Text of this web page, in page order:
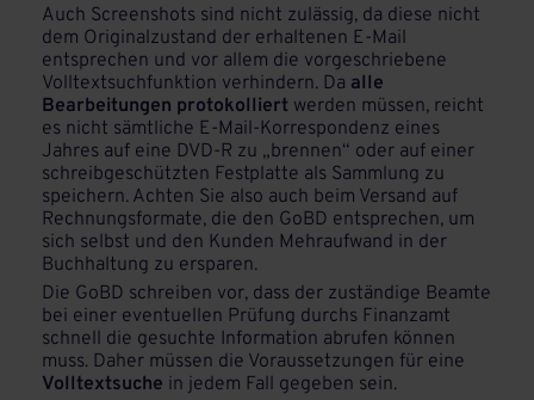
Auch Screenshots sind nicht zulässig, da diese nicht
dem Originalzustand der erhaltenen E-Mail
entsprechen und vor allem die vorgeschriebene
Volltextsuchfunktion verhindern. Da alle
Bearbeitungen protokolliert werden müssen, reicht
es nicht sämtliche E-Mail-Korrespondenz eines
Jahres auf eine DVD-R zu „brennen“ oder auf einer
schreibgeschützten Festplatte als Sammlung zu
speichern. Achten Sie also auch beim Versand auf
Rechnungsformate, die den GoBD entsprechen, um
sich selbst und den Kunden Mehraufwand in der
Buchhaltung zu ersparen.
Die GoBD schreiben vor, dass der zuständige Beamte
bei einer eventuellen Prüfung durchs Finanzamt
schnell die gesuchte Information abrufen können
muss. Daher müssen die Voraussetzungen für eine
Volltextsuche in jedem Fall gegeben sein.